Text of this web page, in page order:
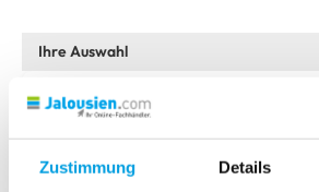
Zustimmung Details
Bitte wählen Sie Ihr Modell
Classic
Absolute R2 mit PVC-Klemmträgern